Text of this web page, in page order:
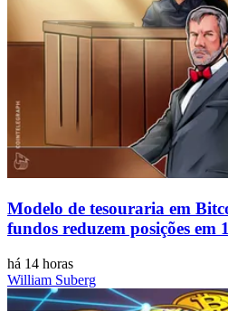
Modelo de tesouraria em
fundos reduzem posições em
há 14 horas
William Suberg